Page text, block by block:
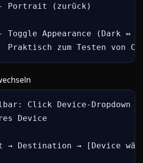
(zurück)
Appearance (Dark ↔
Praktisch zum Testen von
Click Device-Dropdown
Device
→ Destination → [Device